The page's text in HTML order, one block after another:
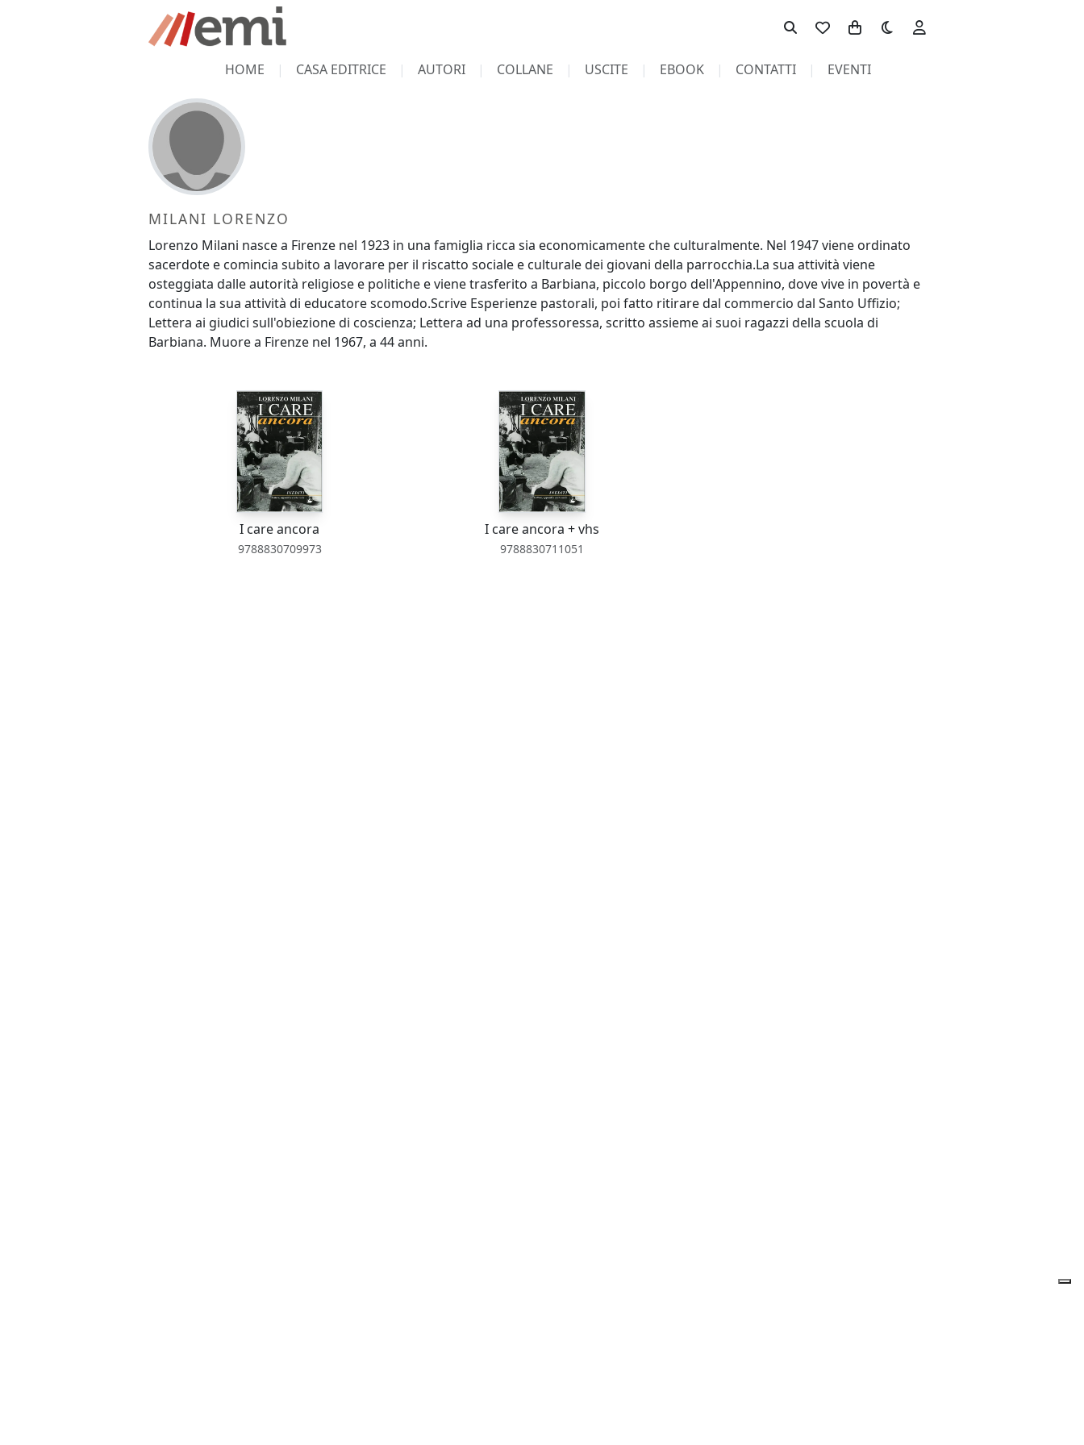
Toggle theme
HOME CASA EDITRICE AUTORI COLLANE USCITE EBOOK CONTATTI EVENTI
MILANI LORENZO
Lorenzo Milani nasce a Firenze nel 1923 in una famiglia ricca sia economicamente che culturalmente. Nel 1947 viene ordinato
sacerdote e comincia subito a lavorare per il riscatto sociale e culturale dei giovani della parrocchia.La sua attività viene
osteggiata dalle autorità religiose e politiche e viene trasferito a Barbiana, piccolo borgo dell'Appennino, dove vive in povertà e
continua la sua attività di educatore scomodo.Scrive Esperienze pastorali, poi fatto ritirare dal commercio dal Santo Uffizio;
Lettera ai giudici sull'obiezione di coscienza; Lettera ad una professoressa, scritto assieme ai suoi ragazzi della scuola di
Barbiana. Muore a Firenze nel 1967, a 44 anni.
I care ancora
9788830709973
I care ancora + vhs
9788830711051